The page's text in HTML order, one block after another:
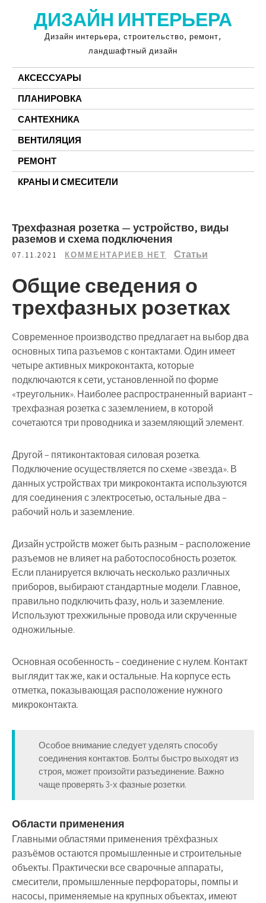
содержимому
ДИЗАЙН ИНТЕРЬЕРА
Дизайн интерьера, строительство, ремонт,
ландшафтный дизайн
АКСЕССУАРЫ
ПЛАНИРОВКА
САНТЕХНИКА
ВЕНТИЛЯЦИЯ
РЕМОНТ
КРАНЫ И СМЕСИТЕЛИ
Трехфазная розетка — устройство, виды
раземов и схема подключения
07.11.2021 КОММЕНТАРИЕВ НЕТ Статьи
Общие сведения о
трехфазных розетках
Современное производство предлагает на выбор два
основных типа разъемов с контактами. Один имеет
четыре активных микроконтакта, которые
подключаются к сети, установленной по форме
«треугольник». Наиболее распространенный вариант –
трехфазная розетка с заземлением, в которой
сочетаются три проводника и заземляющий элемент.
Другой – пятиконтактовая силовая розетка.
Подключение осуществляется по схеме «звезда». В
данных устройствах три микроконтакта используются
для соединения с электросетью, остальные два –
рабочий ноль и заземление.
Дизайн устройств может быть разным – расположение
разъемов не влияет на работоспособность розеток.
Если планируется включать несколько различных
приборов, выбирают стандартные модели. Главное,
правильно подключить фазу, ноль и заземление.
Используют трехжильные провода или скрученные
одножильные.
Основная особенность – соединение с нулем. Контакт
выглядит так же, как и остальные. На корпусе есть
отметка, показывающая расположение нужного
микроконтакта.
Особое внимание следует уделять способу
соединения контактов. Болты быстро выходят из
строя, может произойти разъединение. Важно
чаще проверять 3-х фазные розетки.
Области применения
Главными областями применения трёхфазных
разъёмов остаются промышленные и строительные
объекты. Практически все сварочные аппараты,
смесители, промышленные перфораторы, помпы и
насосы, применяемые на крупных объектах, имеют